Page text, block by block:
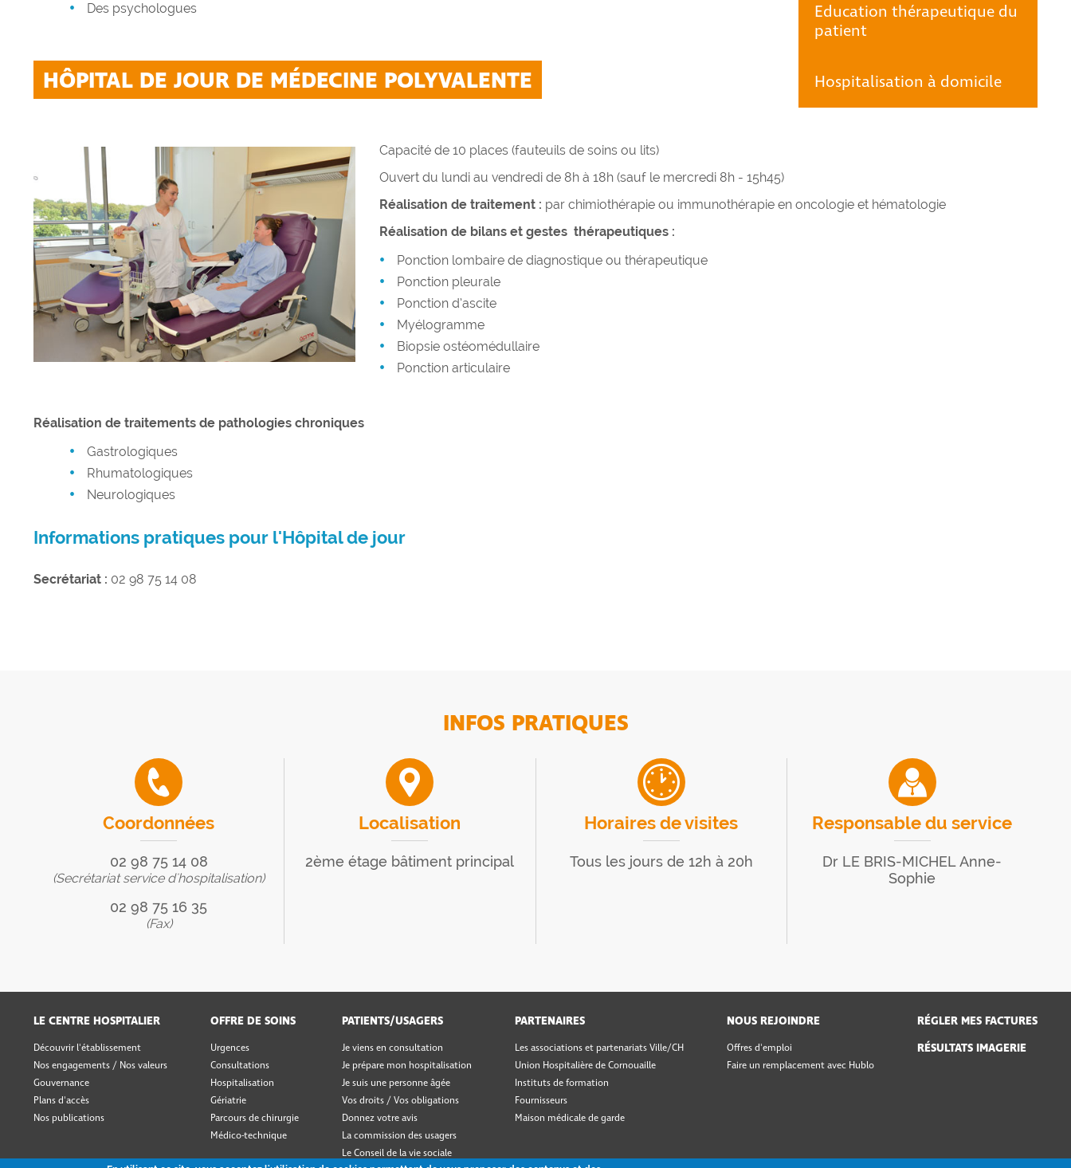
Education thérapeutique du
patient
Hospitalisation à domicile
Des psychologues
HÔPITAL DE JOUR DE MÉDECINE POLYVALENTE
Capacité de 10 places (fauteuils de soins ou lits)
Ouvert du lundi au vendredi de 8h à 18h (sauf le mercredi 8h - 15h45)
Réalisation de traitement : par chimiothérapie ou immunothérapie en oncologie et hématologie
Réalisation de bilans et gestes thérapeutiques :
Ponction lombaire de diagnostique ou thérapeutique
Ponction pleurale
Ponction d’ascite
Myélogramme
Biopsie ostéomédullaire
Ponction articulaire
Réalisation de traitements de pathologies chroniques
Gastrologiques
Rhumatologiques
Neurologiques
Informations pratiques pour l'Hôpital de jour
Secrétariat : 02 98 75 14 08
INFOS PRATIQUES
Coordonnées
02 98 75 14 08
(Secrétariat service d'hospitalisation)
02 98 75 16 35
(Fax)
Localisation
2ème étage bâtiment principal
Horaires de visites
Tous les jours de 12h à 20h
Responsable du service
Dr LE BRIS-MICHEL Anne-
Sophie
LE CENTRE HOSPITALIER
Découvrir l'établissement
Nos engagements / Nos valeurs
Gouvernance
Plans d'accès
Nos publications
OFFRE DE SOINS
Urgences
Consultations
Hospitalisation
Gériatrie
Parcours de chirurgie
Médico-technique
PATIENTS/USAGERS
Je viens en consultation
Je prépare mon hospitalisation
Je suis une personne âgée
Vos droits / Vos obligations
Donnez votre avis
La commission des usagers
Le Conseil de la vie sociale
PARTENAIRES
Les associations et partenariats Ville/CH
Union Hospitalière de Cornouaille
Instituts de formation
Fournisseurs
Maison médicale de garde
NOUS REJOINDRE
Offres d'emploi
Faire un remplacement avec Hublo
RÉGLER MES FACTURES
RÉSULTATS IMAGERIE